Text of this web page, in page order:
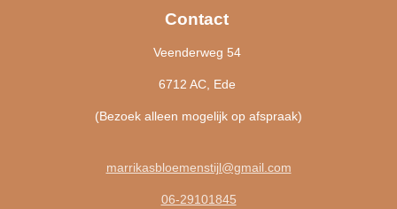
Contact
Veenderweg 54
6712 AC, Ede
(Bezoek alleen mogelijk op afspraak)
marrikasbloemenstijl@gmail.com
06-29101845